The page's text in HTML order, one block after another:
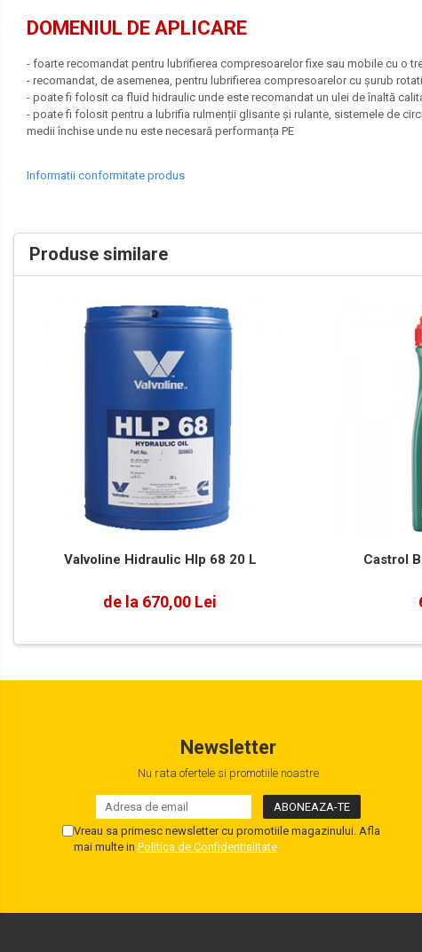
Lubrifianți Industriali
Chimicale
Unsori
Produse Întreținere
Covorase Auto
Huse Parbriz
Lanțuri Auto
Detailing Auto
DOMENIUL DE APLICARE
- foarte recomandat pentru lubrifierea compresoarelor fixe sau mobile cu o
- recomandat, de asemenea, pentru lubrifierea compresoarelor cu șurub
- poate fi folosit ca fluid hidraulic unde este recomandat un ulei de înaltă
- poate fi folosit pentru a lubrifia rulmenții glisante și rulante, sistemele de
medii închise unde nu este necesară performanța PE
Informatii conformitate produs
Produse similare
Valvoline Hidraulic Hlp 68 20 L
de la 670,00 Lei
Castrol
Newsletter
Nu rata ofertele si promotiile noastre
Vreau sa primesc newsletter cu promotiile magazinului. Afla
mai multe in Politica de Confidentialitate